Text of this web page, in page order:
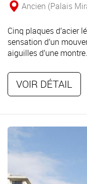
Ancien (Palais
Cinq plaques d’acier
sensation d’un
aiguilles d’une montre.
VOIR DÉTAIL